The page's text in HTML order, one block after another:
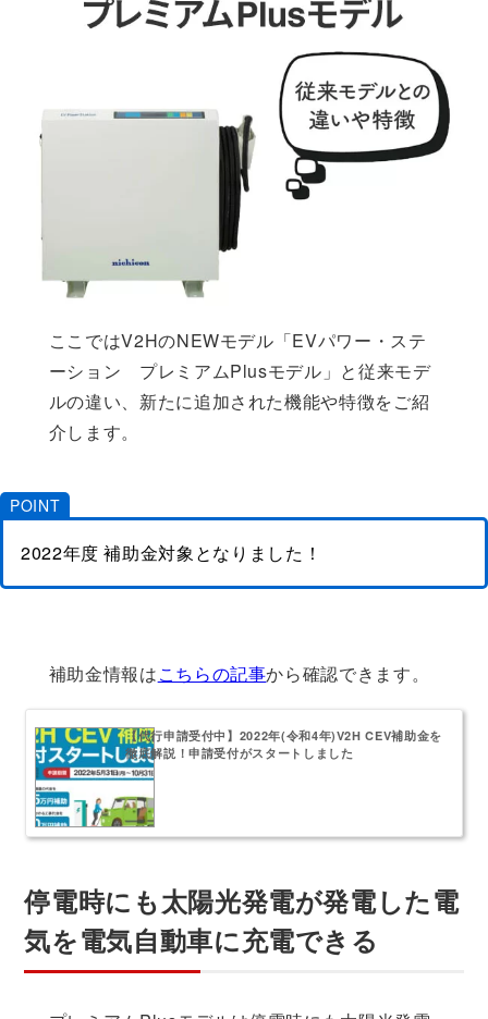
ここではV2HのNEWモデル「EVパワー・ステ
ーション プレミアムPlusモデル」と従来モデ
ルの違い、新たに追加された機能や特徴をご紹
介します。
POINT
2022年度 補助金対象となりました！
補助金情報はこちらの記事から確認できます。
【代行申請受付中】2022年(令和4年)V2H CEV補助金を
徹底解説！申請受付がスタートしました
停電時にも太陽光発電が発電した電
気を電気自動車に充電できる